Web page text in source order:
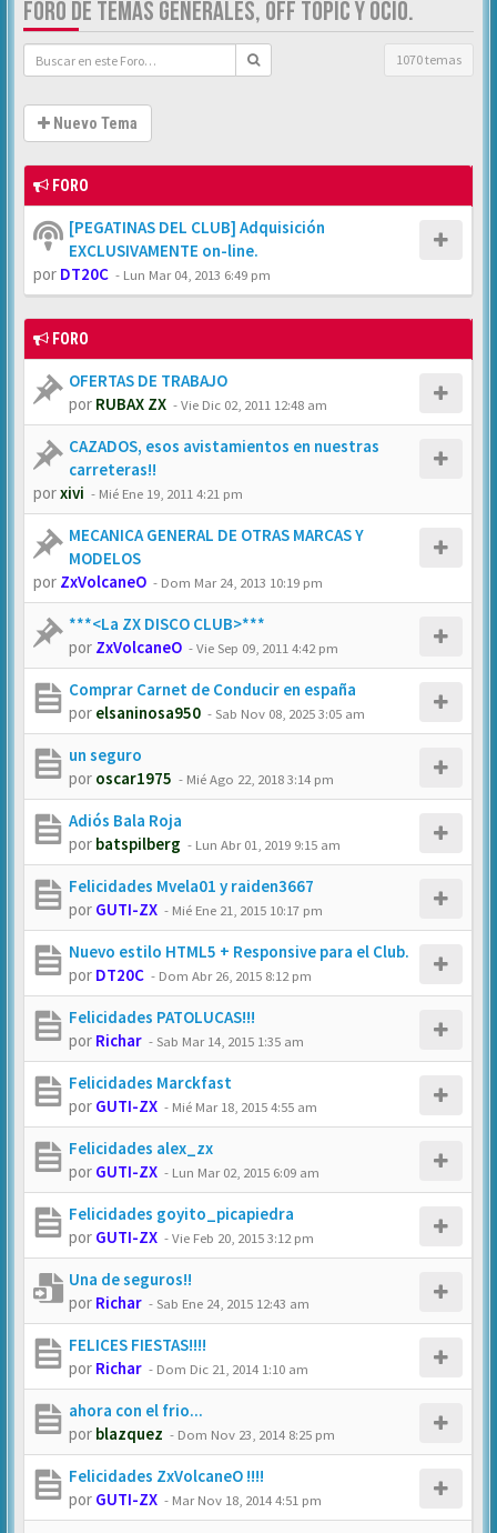
FORO DE TEMAS GENERALES, OFF TOPIC Y OCIO.
1070 temas
Nuevo Tema
FORO
[PEGATINAS DEL CLUB] Adquisición
EXCLUSIVAMENTE on-line.
por DT20C - Lun Mar 04, 2013 6:49 pm
FORO
OFERTAS DE TRABAJO
por RUBAX ZX -Vie Dic 02, 2011 12:48 am
CAZADOS, esos avistamientos en nuestras
carreteras!!
porxivi - Mié Ene 19, 2011 4:21 pm
MECANICA GENERAL DE OTRAS MARCAS Y
MODELOS
por ZxVolcaneO - Dom Mar 24, 2013 10:19 pm
***<La ZX DISCO CLUB>***
por ZxVolcaneO -Vie Sep 09, 2011 4:42 pm
Comprar Carnet de Conducir en españa
por elsaninosa950 -Sab Nov 08, 2025 3:05 am
un seguro
por oscar1975 - Mié Ago 22, 2018 3:14 pm
Adiós Bala Roja
por batspilberg - Lun Abr 01, 2019 9:15 am
Felicidades Mvela01 y raiden3667
por GUTI-ZX - Mié Ene 21, 2015 10:17 pm
Nuevo estilo HTML5 + Responsive para el Club.
por DT20C - Dom Abr 26, 2015 8:12 pm
Felicidades PATOLUCAS!!!
por Richar -Sab Mar 14, 2015 1:35 am
Felicidades Marckfast
por GUTI-ZX - Mié Mar 18, 2015 4:55 am
Felicidades alex_zx
por GUTI-ZX - Lun Mar 02, 2015 6:09 am
Felicidades goyito_picapiedra
por GUTI-ZX -Vie Feb 20, 2015 3:12 pm
Una de seguros!!
por Richar -Sab Ene 24, 2015 12:43 am
FELICES FIESTAS!!!!
por Richar - Dom Dic 21, 2014 1:10 am
ahora con el frio...
por blazquez - Dom Nov 23, 2014 8:25 pm
Felicidades ZxVolcaneO !!!!
por GUTI-ZX - Mar Nov 18, 2014 4:51 pm